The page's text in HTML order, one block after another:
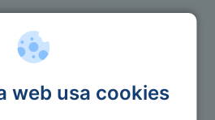
web usa cookies